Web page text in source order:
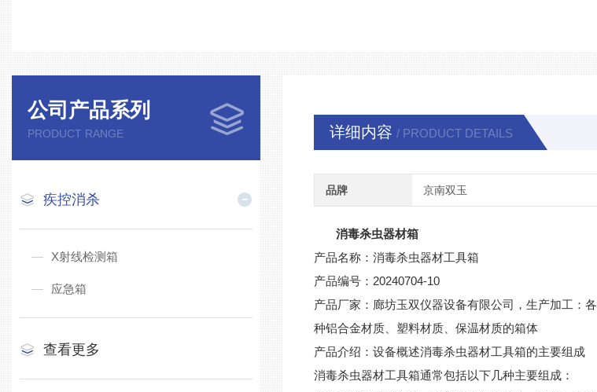
公司产品系列
PRODUCT RANGE
疾控消杀
X射线检测箱
应急箱
查看更多
详细内容 / PRODUCT DETAILS
品牌 京南双玉
消毒杀虫器材箱
产品名称：消毒杀虫器材工具箱
产品编号： 20240704-10
产品厂家：廊坊玉双仪器设备有限公司，生产加工：
种铝合金材质、塑料材质、保温材质的箱体
产品介绍：设备概述消毒杀虫器材工具箱的主要组成
消毒杀虫器材工具箱通常包括以下几种主要组成：